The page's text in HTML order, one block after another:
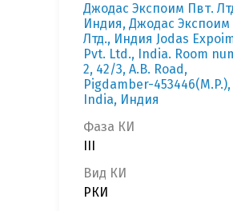
Джодас Экспоим Пвт.
Индия, Джодас Экспоим
Лтд., Индия Jodas
Pvt. Ltd., India. Room
2, 42/3, A.B. Road,
Pigdamber-453446(M.P.),
India, Индия
Фаза КИ
Вид КИ
РКИ